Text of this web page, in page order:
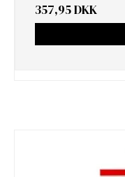
357,95 DKK